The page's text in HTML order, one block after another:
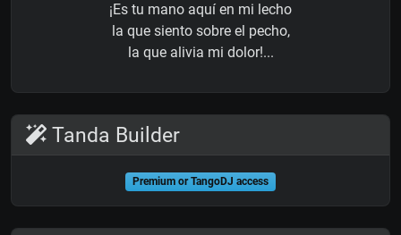
¡Es tu mano aquí en mi lecho
la que siento sobre el pecho,
la que alivia mi dolor!...
Tanda Builder
Premium or TangoDJ access